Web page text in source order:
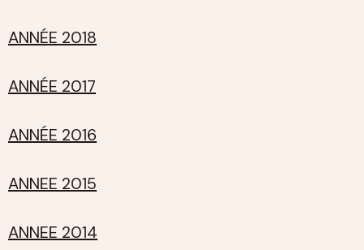
ANNÉE 2018
ANNÉE 2017
ANNÉE 2016
ANNEE 2015
ANNEE 2014